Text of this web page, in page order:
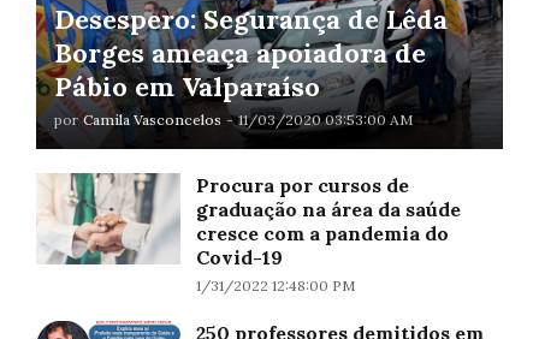
Desespero: Segurança de Lêda
Borges ameaça apoiadora de
Pábio em Valparaíso
por Camila Vasconcelos - 11/03/2020 03:53:00 AM
Procura por cursos de
graduação na área da saúde
cresce com a pandemia do
Covid-19
1/31/2022 12:48:00 PM
250 professores demitidos em